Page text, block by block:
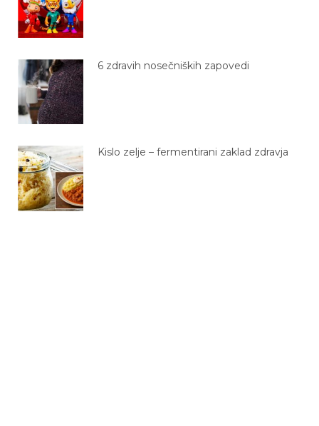
6 zdravih nosečniških zapovedi
Kislo zelje – fermentirani zaklad zdravja